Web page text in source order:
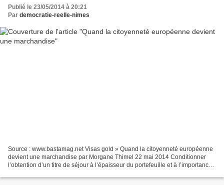
Publié le 23/05/2014 à 20:21
Par democratie-reelle-nimes
Source : www.bastamag.net Visas gold » Quand la citoyenneté européenne
devient une marchandise par Morgane Thimel 22 mai 2014 Conditionner
l’obtention d’un titre de séjour à l’épaisseur du portefeuille et à l’importance